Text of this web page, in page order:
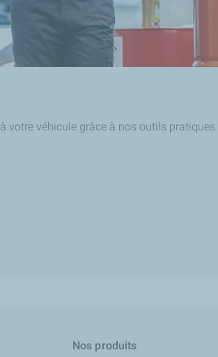
votre véhicule grâce à nos outils pratiques
Nos produits